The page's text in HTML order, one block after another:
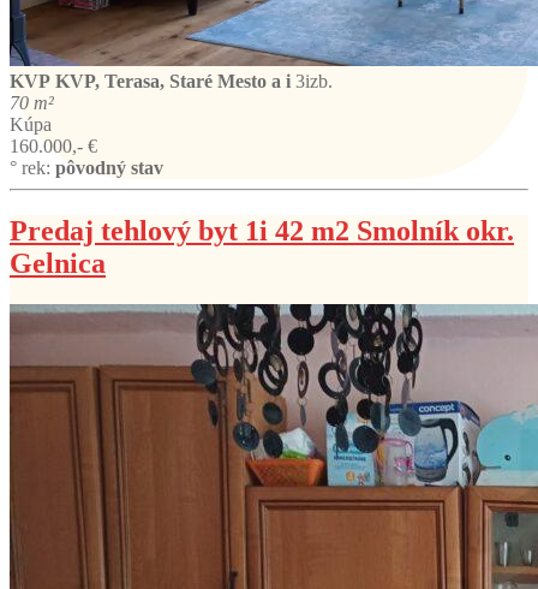
KVP KVP, Terasa, Staré Mesto a i 3izb.
70 m²
Kúpa
160.000,- €
° rek: pôvodný stav
Predaj tehlový byt 1i 42 m2 Smolník okr.
Gelnica